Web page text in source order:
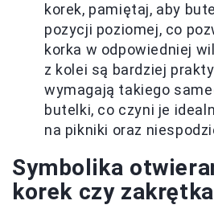
korek, pamiętaj, aby
pozycji poziomej, co
korka w odpowiedniej
z kolei są bardziej
wymagają takiego
butelki, co czyni je
na pikniki oraz
Symbolika
korek czy